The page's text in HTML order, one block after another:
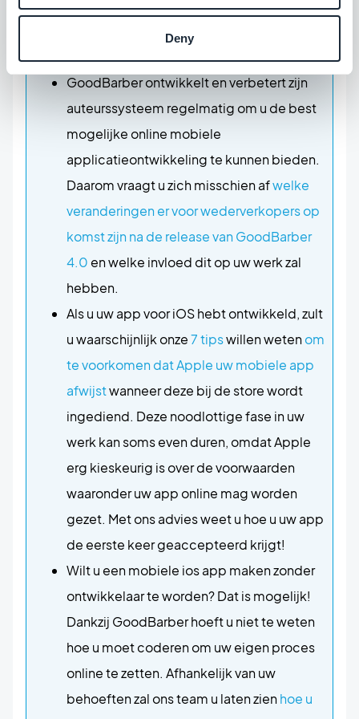
Deny
functionaliteiten kunnen aanpassen. Dit
online artikel geeft u waardevol advies
over de beste strategie.
GoodBarber ontwikkelt en verbetert zijn
auteurssysteem regelmatig om u de best
mogelijke online mobiele
applicatieontwikkeling te kunnen bieden.
Daarom vraagt u zich misschien afwelke
veranderingen er voor wederverkopers op
komst zijn na de release van GoodBarber
4.0en welke invloed dit op uw werk zal
hebben.
Als u uw app voor iOS hebt ontwikkeld, zult
u waarschijnlijk onze7 tipswillen wetenom
te voorkomen dat Apple uw mobiele app
afwijstwanneer deze bij de store wordt
ingediend. Deze noodlottige fase in uw
werk kan soms even duren, omdat Apple
erg kieskeurig is over de voorwaarden
waaronder uw app online mag worden
gezet. Met ons advies weet u hoe u uw app
de eerste keer geaccepteerd krijgt!
Wilt u een mobiele ios app maken zonder
ontwikkelaar te worden? Dat is mogelijk!
Dankzij GoodBarber hoeft u niet te weten
hoe u moet coderen om uw eigen proces
online te zetten. Afhankelijk van uw
behoeften zal ons team u laten zienhoe u